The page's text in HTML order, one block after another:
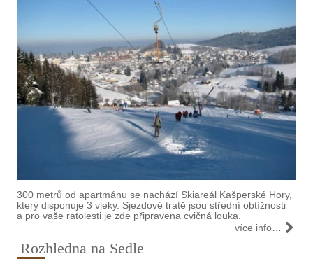
300 metrů od apartmánu se nachází Skiareál Kašperské Hory,
který disponuje 3 vleky. Sjezdové tratě jsou střední obtížnosti
a pro vaše ratolesti je zde připravena cvičná louka.
více info…
Rozhledna na Sedle